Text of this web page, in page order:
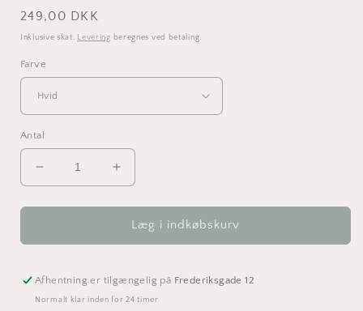
Normalpris
249,00 DKK
Inklusive skat. Levering beregnes ved betaling.
Farve
Antal
Reducer
antallet
for
skandinavisk
i
akryl
Øg
antallet
for
Servietringe
skandinavisk
i
akryl
Læg i indkøbskurv
Afhentning er tilgængelig på Frederiksgade 12
Normalt klar inden for 24 timer